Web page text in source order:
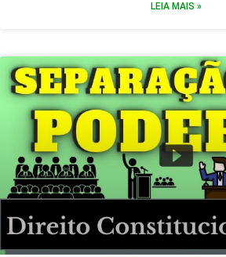
LEIA MAIS »